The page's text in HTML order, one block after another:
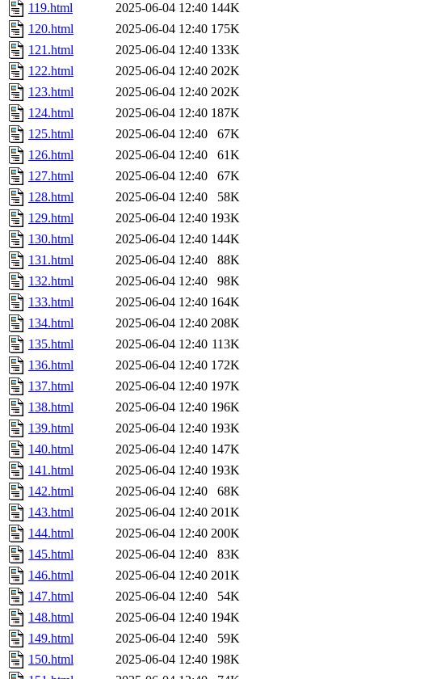
119.html
2025-06-04 12:40 144K
120.html
2025-06-04 12:40 175K
121.html
2025-06-04 12:40 133K
122.html
2025-06-04 12:40 202K
123.html
2025-06-04 12:40 202K
124.html
2025-06-04 12:40 187K
125.html
2025-06-04 12:40
67K
126.html
2025-06-04 12:40
61K
127.html
2025-06-04 12:40
67K
128.html
2025-06-04 12:40
58K
129.html
2025-06-04 12:40 193K
130.html
2025-06-04 12:40 144K
131.html
2025-06-04 12:40
88K
132.html
2025-06-04 12:40
98K
133.html
2025-06-04 12:40 164K
134.html
2025-06-04 12:40 208K
135.html
2025-06-04 12:40 113K
136.html
2025-06-04 12:40 172K
137.html
2025-06-04 12:40 197K
138.html
2025-06-04 12:40 196K
139.html
2025-06-04 12:40 193K
140.html
2025-06-04 12:40 147K
141.html
2025-06-04 12:40 193K
142.html
2025-06-04 12:40
68K
143.html
2025-06-04 12:40 201K
144.html
2025-06-04 12:40 200K
145.html
2025-06-04 12:40
83K
146.html
2025-06-04 12:40 201K
147.html
2025-06-04 12:40
54K
148.html
2025-06-04 12:40 194K
149.html
2025-06-04 12:40
59K
150.html
2025-06-04 12:40 198K